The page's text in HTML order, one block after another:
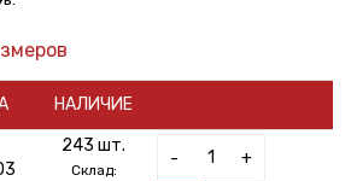
НАЛИЧИЕ
243 шт.
Склад:
- +